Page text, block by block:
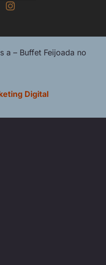
a – Buffet Feijoada no
Digital